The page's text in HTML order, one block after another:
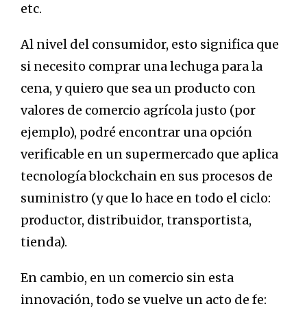
etc.
Al nivel del consumidor, esto significa que
si necesito comprar una lechuga para la
cena, y quiero que sea un producto con
valores de comercio agrícola justo (por
ejemplo), podré encontrar una opción
verificable en un supermercado que aplica
tecnología blockchain en sus procesos de
suministro (y que lo hace en todo el ciclo:
productor, distribuidor, transportista,
tienda).
En cambio, en un comercio sin esta
innovación, todo se vuelve un acto de fe: